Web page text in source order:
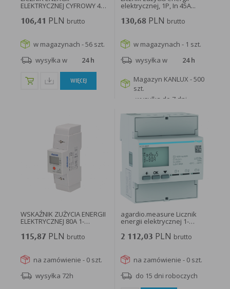
w taki sposób, aby blokować automatyczną obsługę plików „cookies” w ustawieniach przeglądarki
internetowej bądź informować o ich każdorazowym przesłaniu na urządzenie użytkownika.
ustawieniach oprogramowania (przeglądarki internetowej).
Ograniczenie stosowania plików „cookies”, może wpłynąć na niektóre funkcjonalności dostępne
ELEKTRYCZNEJ CYFROWY 45A
106,41 PLN brutto
w magazynach - 56 szt.
wysyłka w
24 h
WIĘCEJ
elektrycznej, 1P, In 45A...
130,68 PLN brutto
w magazynach - 1 szt.
wysyłka w
24 h
Magazyn KANLUX - 500
szt.
wysyłka do 7 dni
WSKAŹNIK ZUŻYCIA ENERGII
ELEKTRYCZNEJ 80A 1-
115,87PLN brutto
na zamówienie - 0 szt.
wysyłka 72h
agardio.measure Licznik
energii elektrycznej 1-
fazowy...
2 112,03 PLN brutto
na zamówienie - 0 szt.
do 15 dni roboczych